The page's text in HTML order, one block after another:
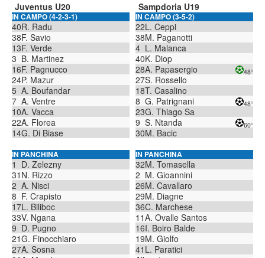
Juventus U20
IN CAMPO (4-2-3-1)
40R. Radu
38F. Savio
13F. Verde
3 B. Martinez
16F. Pagnucco
24P. Mazur
5 A. Boufandar
7 A. Ventre
10A. Vacca
22A. Florea
14G. Di Biase
IN PANCHINA
1 D. Zelezny
31 N. Rizzo
2 A. Nisci
8 F. Crapisto
17L. Biliboc
33V. Ngana
9 D. Pugno
21G. Finocchiaro
27A. Sosna
Sampdoria U19
IN CAMPO (3-5-2)
22L. Ceppi
38M. Paganotti
4 L. Malanca
40K. Diop
28A. Papasergio 48°
27S. Rossello
18T. Casalino
8 G. Patrignani 48°
23G. Thiago Sa
9 S. Ntanda 60°
30M. Bacic
IN PANCHINA
32M. Tomasella
2 M. Gioannini
26M. Cavallaro
29M. Diagne
36C. Marchese
11A. Ovalle Santos
16I. Boiro Balde
19M. Giolfo
41 L. Paratici